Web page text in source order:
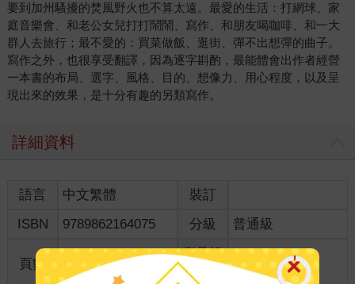
要到加州騷擾的焚風野火也不算太遠。最愛的生活：打網球、家
庭音樂會、和老公女兒打打鬧鬧、寫作、和朋友喝咖啡、和一大
群人去旅行；最不愛的：買菜做飯、逛街、彈不出想彈的曲子。
寫作之外，也很享受翻譯，因為逐字斟酌，最能體會出作者經營
一本書的布局、選字、風格、目的、想像力、用心程度，以及呈
現出來的效果，是十分有趣的另類寫作。
詳細資料
語言 中文繁體
裝訂
ISBN
9789862164075 分級 普通級
頁數 280
商品規
格
25開15*21cm